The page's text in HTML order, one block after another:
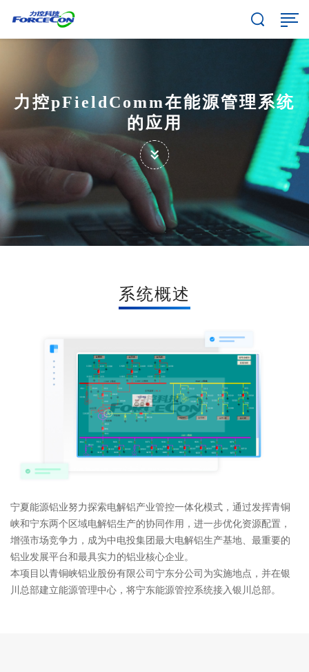
力控pFieldComm在能源管理系统
的应用
系统概述
宁夏能源铝业努力探索电解铝产业管控一体化模式，通过发挥青铜
峡和宁东两个区域电解铝生产的协同作用，进一步优化资源配置，
增强市场竞争力，成为中电投集团最大电解铝生产基地、最重要的
铝业发展平台和最具实力的铝业核心企业。
本项目以青铜峡铝业股份有限公司宁东分公司为实施地点，并在银
川总部建立能源管理中心，将宁东能源管控系统接入银川总部。